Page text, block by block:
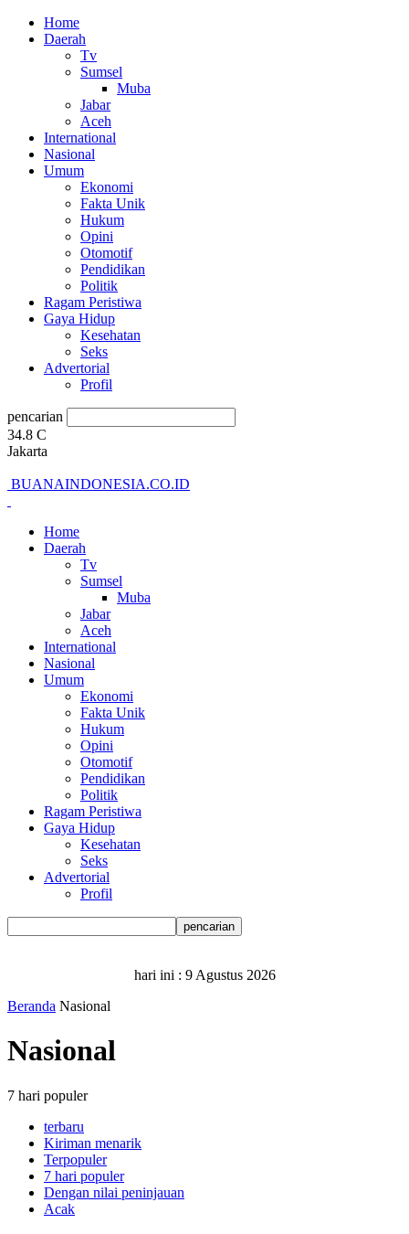
Home
Daerah
Tv
Sumsel
Muba
Jabar
Aceh
International
Nasional
Umum
Ekonomi
Fakta Unik
Hukum
Opini
Otomotif
Pendidikan
Politik
Ragam Peristiwa
Gaya Hidup
Kesehatan
Seks
Advertorial
Profil
pencarian
34.8 C
Jakarta
BUANAINDONESIA.CO.ID
Home
Daerah
Tv
Sumsel
Muba
Jabar
Aceh
International
Nasional
Umum
Ekonomi
Fakta Unik
Hukum
Opini
Otomotif
Pendidikan
Politik
Ragam Peristiwa
Gaya Hidup
Kesehatan
Seks
Advertorial
Profil
hari ini : 9 Agustus 2026
Beranda Nasional
Nasional
7 hari populer
terbaru
Kiriman menarik
Terpopuler
7 hari populer
Dengan nilai peninjauan
Acak